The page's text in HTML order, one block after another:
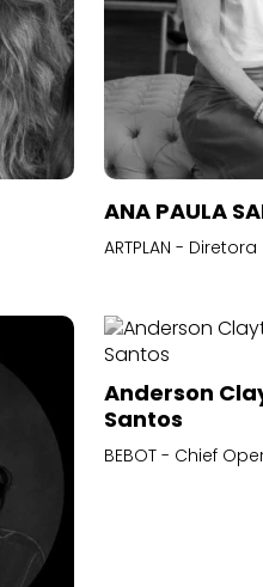
ANA PAULA
ARTPLAN -
Anderson
Santos
BEBOT - Chief